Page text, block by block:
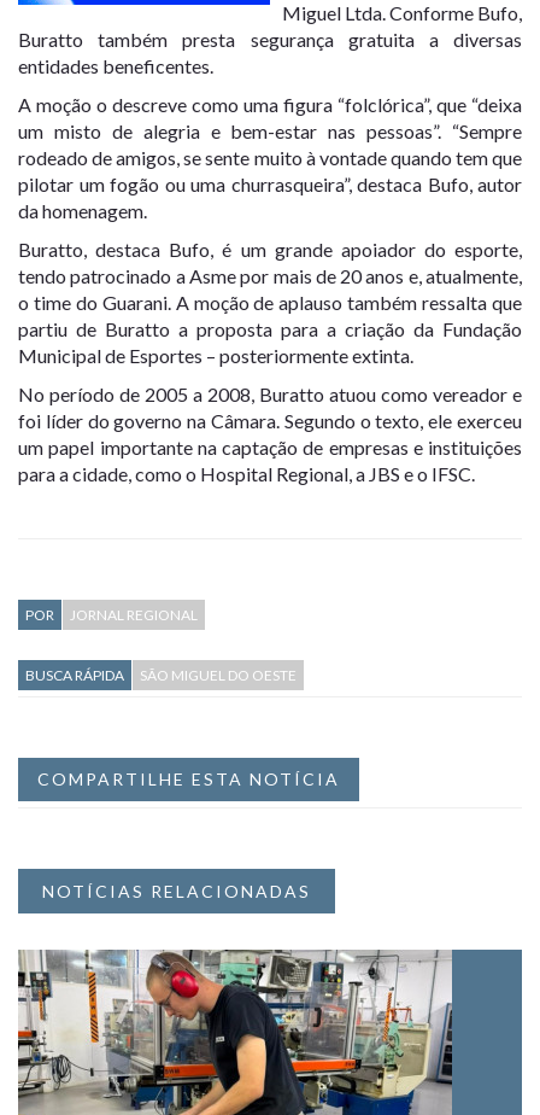
Miguel Ltda. Conforme Bufo,
Buratto também presta segurança gratuita a diversas
entidades beneficentes.
A moção o descreve como uma figura “folclórica”, que “deixa
um misto de alegria e bem-estar nas pessoas”. “Sempre
rodeado de amigos, se sente muito à vontade quando tem que
pilotar um fogão ou uma churrasqueira”, destaca Bufo, autor
da homenagem.
Buratto, destaca Bufo, é um grande apoiador do esporte,
tendo patrocinado a Asme por mais de 20 anos e, atualmente,
o time do Guarani. A moção de aplauso também ressalta que
partiu de Buratto a proposta para a criação da Fundação
Municipal de Esportes – posteriormente extinta.
No período de 2005 a 2008, Buratto atuou como vereador e
foi líder do governo na Câmara. Segundo o texto, ele exerceu
um papel importante na captação de empresas e instituições
para a cidade, como o Hospital Regional, a JBS e o IFSC.
POR JORNAL REGIONAL
BUSCA RÁPIDA SÃO MIGUEL DO OESTE
COMPARTILHE ESTA NOTÍCIA
NOTÍCIAS RELACIONADAS